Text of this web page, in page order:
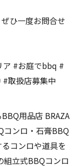
ひ一度お問合せ
ア #お庭でbbq #
取扱店募集中
用品店 BRAZA
コンロ・石膏BBQ
コンロや道具を
組立式BBQコンロ